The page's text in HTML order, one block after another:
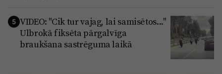
5 VIDEO: "Cik tur vajag, lai samisētos..."
Ulbrokā fiksēta pārgalvīga
braukšana sastrēguma laikā